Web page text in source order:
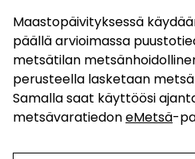
Maastopäivityksessä
päällä arvioimassa
metsätilan
perusteella lasketaan
Samalla saat käyttöösi
metsävaratiedoneMetsä-